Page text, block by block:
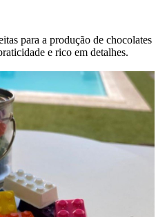
para a produção de chocolates
e rico em detalhes.